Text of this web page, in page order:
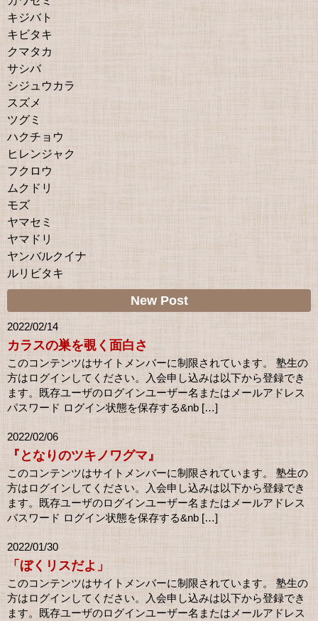
キジバト
キビタキ
クマタカ
サシバ
シジュウカラ
スズメ
ツグミ
ハクチョウ
ヒレンジャク
フクロウ
ムクドリ
モズ
ヤマセミ
ヤマドリ
ヤンバルクイナ
ルリビタキ
New Post
2022/02/14
カラスの巣を覗く面白さ
このコンテンツはサイトメンバーに制限されています。 塾生の
方はログインしてください。入会申し込みは以下から登録でき
ます。既存ユーザのログインユーザー名またはメールアドレス
パスワード ログイン状態を保存する&nb […]
2022/02/06
『となりのツキノワグマ』
このコンテンツはサイトメンバーに制限されています。 塾生の
方はログインしてください。入会申し込みは以下から登録でき
ます。既存ユーザのログインユーザー名またはメールアドレス
パスワード ログイン状態を保存する&nb […]
2022/01/30
「ぼくリスだよ」
このコンテンツはサイトメンバーに制限されています。 塾生の
方はログインしてください。入会申し込みは以下から登録でき
ます。既存ユーザのログインユーザー名またはメールアドレス